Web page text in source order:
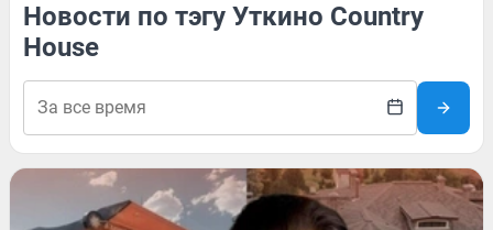
Новости по тэгу Уткино Country
House